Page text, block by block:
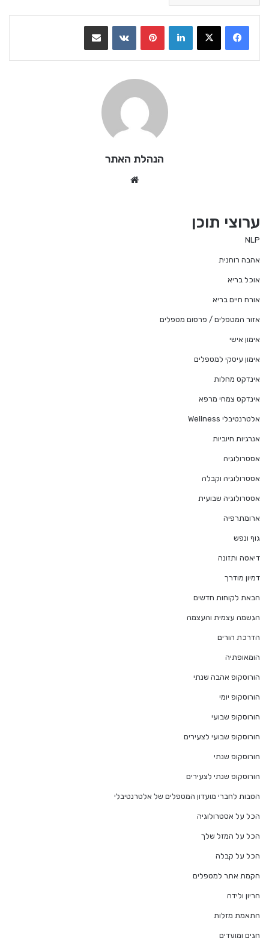
LinkedIn
Pinterest
VKontakteשתף בדואר אלקטרוני
הנהלת האתר
ערוצי תוכן
NLP
אהבה רוחנית
אוכל בריא
אורח חיים בריא
אזור המטפלים / פרסום מטפלים
אימון אישי
אימון עיסקי למטפלים
אינדקס מחלות
אינדקס צמחי מרפא
אלטרנטיבלי Wellness
אנרגיות חיוביות
אסטרולוגיה
אסטרולוגיה וקבלה
אסטרולוגיה שבועית
ארומתרפיה
גוף ונפש
דיאטה ותזונה
דמיון מודרך
הבאת לקוחות חדשים
הגשמה עצמית והעצמה
הדרכת הורים
הומאופתיה
הורוסקופ אהבה שנתי
הורוסקופ יומי
הורוסקופ שבועי
הורוסקופ שבועי לצעירים
הורוסקופ שנתי
הורוסקופ שנתי לצעירים
הטבות לחברי מועדון המטפלים של אלטרנטיבלי
הכל על אסטרולוגיה
הכל על המזל שלך
הכל על קבלה
הקמת אתר למטפלים
הריון ולידה
התאמת מזלות
חגים ומועדים